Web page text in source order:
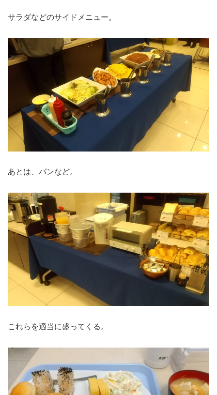
サラダなどのサイドメニュー。
あとは、パンなど。
これらを適当に盛ってくる。